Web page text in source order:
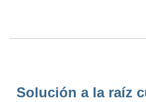
Solución a la raíz